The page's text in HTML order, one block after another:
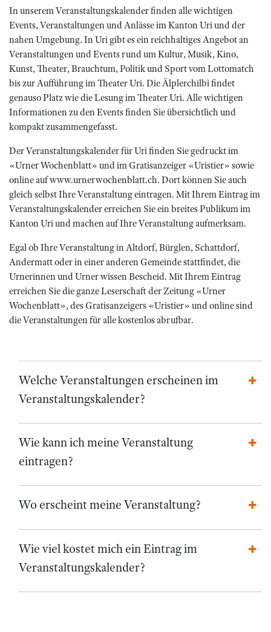
In unserem Veranstaltungskalender finden alle wichtigen
Events, Veranstaltungen und Anlässe im Kanton Uri und der
nahen Umgebung. In Uri gibt es ein reichhaltiges Angebot an
Veranstaltungen und Events rund um Kultur, Musik, Kino,
Kunst, Theater, Brauchtum, Politik und Sport vom Lottomatch
bis zur Aufführung im Theater Uri. Die Älplerchilbi findet
genauso Platz wie die Lesung im Theater Uri. Alle wichtigen
Informationen zu den Events finden Sie übersichtlich und
kompakt zusammengefasst.
Der Veranstaltungskalender für Uri finden Sie gedruckt im
«Urner Wochenblatt» und im Gratisanzeiger «Uristier» sowie
online auf www.urnerwochenblatt.ch. Dort können Sie auch
gleich selbst Ihre Veranstaltung eintragen. Mit Ihrem Eintrag im
Veranstaltungskalender erreichen Sie ein breites Publikum im
Kanton Uri und machen auf Ihre Veranstaltung aufmerksam.
Egal ob Ihre Veranstaltung in Altdorf, Bürglen, Schattdorf,
Andermatt oder in einer anderen Gemeinde stattfindet, die
Urnerinnen und Urner wissen Bescheid. Mit Ihrem Eintrag
erreichen Sie die ganze Leserschaft der Zeitung «Urner
Wochenblatt», des Gratisanzeigers «Uristier» und online sind
die Veranstaltungen für alle kostenlos abrufbar.
Welche Veranstaltungen erscheinen im
Veranstaltungskalender?
Wie kann ich meine Veranstaltung
eintragen?
Wo erscheint meine Veranstaltung?
Wie viel kostet mich ein Eintrag im
Veranstaltungskalender?